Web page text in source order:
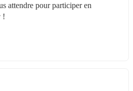
attendre pour participer en
!